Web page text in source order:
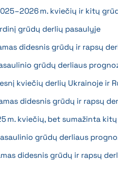
m. kviečių ir kitų
grūdų derlių pasaulyje
didesnis grūdų ir rapsų
grūdų derliaus
kviečių derlių Ukrainoje ir
didesnis grūdų ir rapsų
m. kviečių, bet sumažinta
grūdų derliaus
didesnis grūdų ir rapsų